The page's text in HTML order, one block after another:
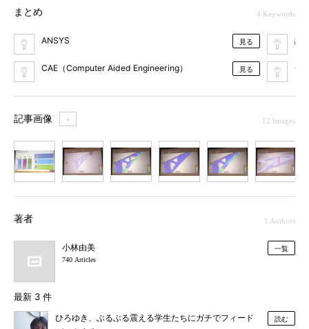
まとめ 4 Keywords
ANSYS 見る
CAE（Computer Aided Engineering） 見る
設
記事画像 ＋ 12 Images
著者 1 Authors
小林由美
740 Articles
一覧
最新 3 件
ひろゆき、ぶるぶる震える学生たちにガチでフィード
読む